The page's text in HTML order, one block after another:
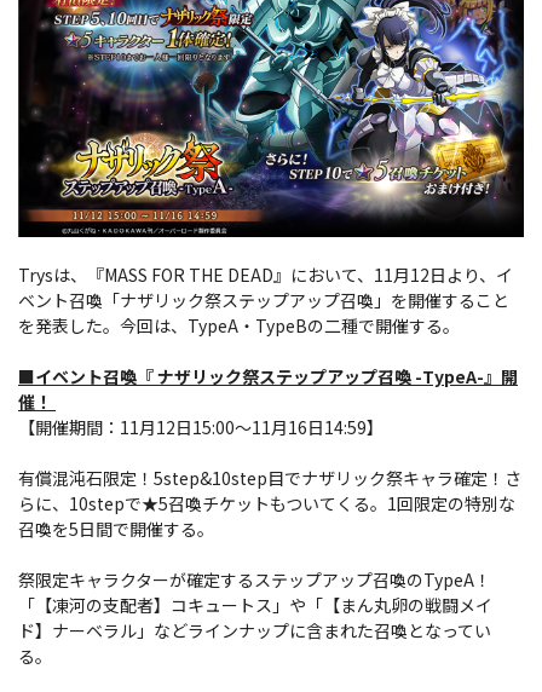
Trysは、『MASS FOR THE DEAD』において、11月12日より、イ
ベント召喚「ナザリック祭ステップアップ召喚」を開催すること
を発表した。今回は、TypeA・TypeBの二種で開催する。
■イベント召喚『 ナザリック祭ステップアップ召喚 -TypeA-』開
催！
【開催期間：11月12日15:00～11月16日14:59】
有償混沌石限定！5step&10step目でナザリック祭キャラ確定！さ
らに、10stepで★5召喚チケットもついてくる。1回限定の特別な
召喚を5日間で開催する。
祭限定キャラクターが確定するステップアップ召喚のTypeA！
「【凍河の支配者】コキュートス」や「【まん丸卵の戦闘メイ
ド】ナーベラル」などラインナップに含まれた召喚となってい
る。